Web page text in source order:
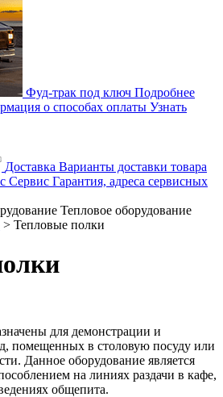
Фуд-трак под ключ Подробнее
о способах оплаты Узнать
Доставка Варианты доставки товара
Сервис Гарантия, адреса сервисных
Тепловое оборудование
> Тепловые полки
для демонстрации и
помещенных в столовую посуду или
Данное оборудование является
на линиях раздачи в кафе,
общепита.